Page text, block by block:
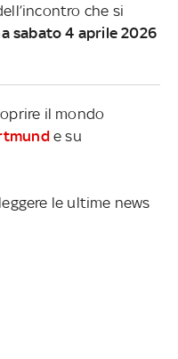
che si
sabato 4 aprile 2026
il mondo
e su
le ultime news